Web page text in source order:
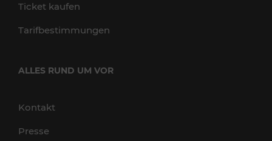
Ticket kaufen
Tarifbestimmungen
ALLES RUND UM VOR
Kontakt
Presse